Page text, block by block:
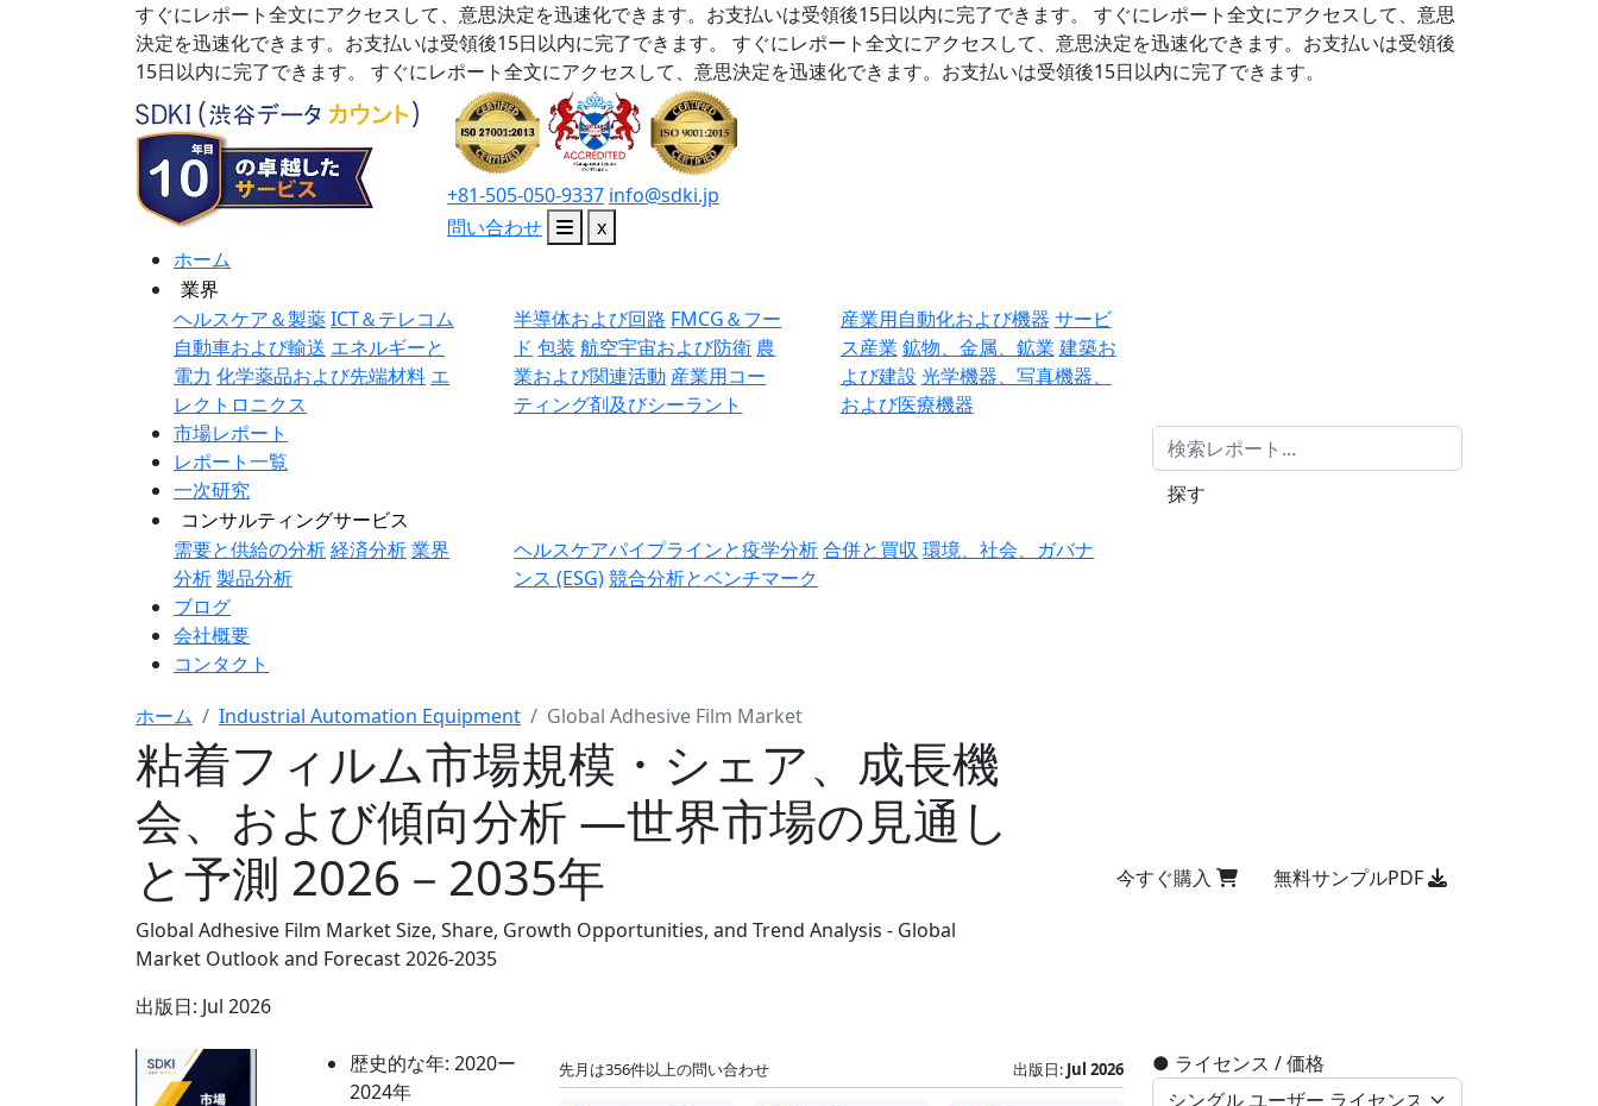
すぐにレポート全文にアクセスして、意思決定を迅速化できます。お支払いは受領後15日以内に完了できます。
すぐにレポート全文にアクセスして、意思
決定を迅速化できます。お支払いは受領後15日以内に完了できます。
すぐにレポート全文にアクセスして、意思決定を迅速化できます。お支払いは受領後
15日以内に完了できます。
すぐにレポート全文にアクセスして、意思決定を迅速化できます。お支払いは受領後15日以内に完了できます。
+81-505-050-9337 info@sdki.jp
問い合わせ
x
ホーム
業界
ヘルスケア＆製薬ICT＆テレコム
自動車および輸送 エネルギーと
電力 化学薬品および先端材料 エ
レクトロニクス
半導体および回路 FMCG＆フー
ド 包装 航空宇宙および防衛 農
業および関連活動 産業用コー
ティング剤及びシーラント
産業用自動化および機器 サービ
ス産業 鉱物、金属、鉱業 建築お
よび建設 光学機器、写真機器、
および医療機器
市場レポート
レポート一覧
一次研究
コンサルティングサービス
需要と供給の分析経済分析業界
分析製品分析
ヘルスケアパイプラインと疫学分析合併と買収 環境、社会、ガバナ
ンス (ESG)競合分析とベンチマーク
ブログ
会社概要
コンタクト
探す
ホーム Industrial Automation Equipment Global Adhesive Film Market
粘着フィルム市場規模・シェア、成長機
会、および傾向分析 ―世界市場の見通し
と予測 2026－2035年
Global Adhesive Film Market Size, Share, Growth Opportunities, and Trend Analysis - Global
Market Outlook and Forecast 2026-2035
出版日: Jul 2026
今すぐ購入 無料サンプルPDF
歴史的な年: 2020ー
2024年
先月は356件以上の問い合わせ 出版日: Jul 2026 ● ライセンス / 価格